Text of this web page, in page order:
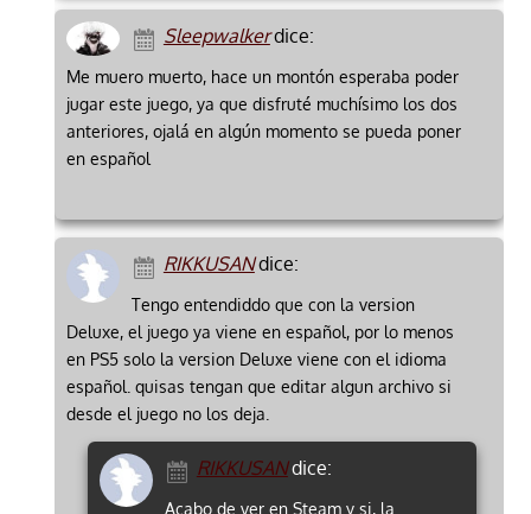
Sleepwalkerdice:
Me muero muerto, hace un montón esperaba poder
jugar este juego, ya que disfruté muchísimo los dos
anteriores, ojalá en algún momento se pueda poner
en español
RIKKUSANdice:
Tengo entendiddo que con la version
Deluxe, el juego ya viene en español, por lo menos
en PS5 solo la version Deluxe viene con el idioma
español. quisas tengan que editar algun archivo si
desde el juego no los deja.
RIKKUSANdice:
Acabo de ver en Steam y si, la